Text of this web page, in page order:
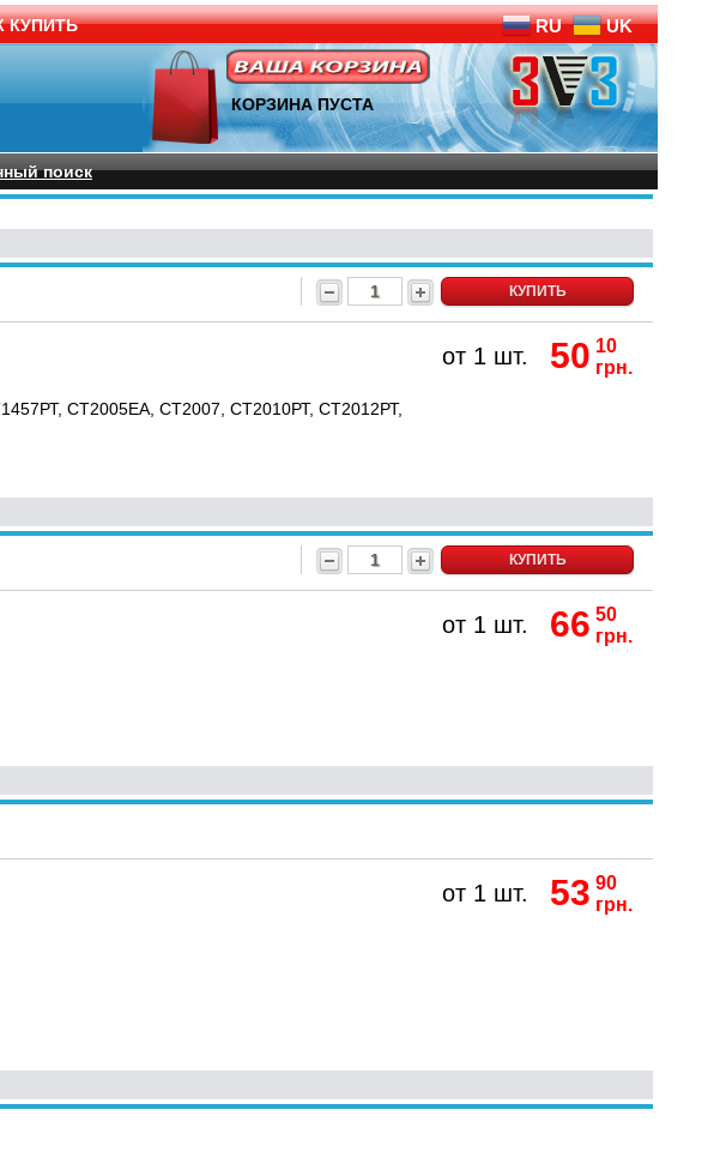
КУПИТЬ RU UK
КОРЗИНА ПУСТА
поиск
КУПИТЬ
CT2005ЕА, CT2007, CT2010РТ, CT2012РТ,
от 1 шт. 50 10
грн.
КУПИТЬ
от 1 шт. 66 50
грн.
от 1 шт. 53 90
грн.